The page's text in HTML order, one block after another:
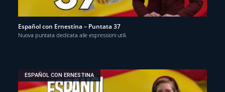
Español con Ernestina – Puntata 37
Nuova puntata dedicata alle espressioni utili.
ESPAÑOL CON ERNESTINA